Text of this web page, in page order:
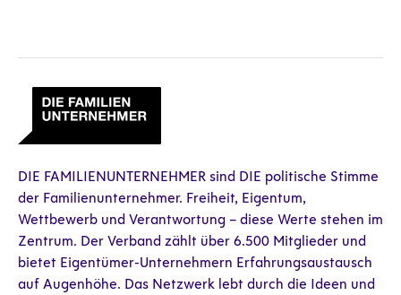
DIE FAMILIENUNTERNEHMER sind DIE politische Stimme
der Familienunternehmer. Freiheit, Eigentum,
Wettbewerb und Verantwortung – diese Werte stehen im
Zentrum. Der Verband zählt über 6.500 Mitglieder und
bietet Eigentümer-Unternehmern Erfahrungsaustausch
auf Augenhöhe. Das Netzwerk lebt durch die Ideen und